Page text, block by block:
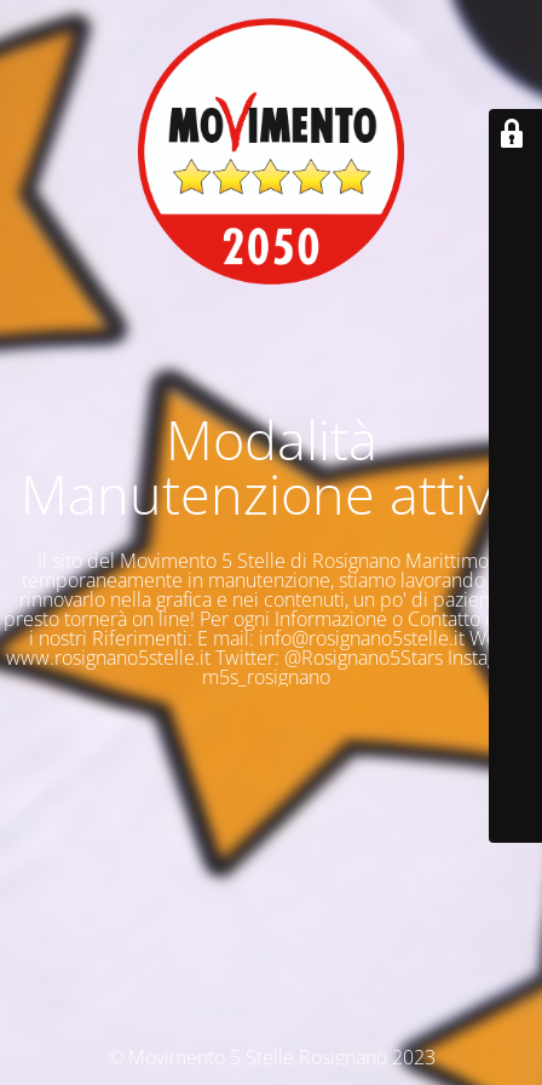
Modalità
Manutenzione attiva
Il sito del Movimento 5 Stelle di Rosignano Marittimo è
temporaneamente in manutenzione, stiamo lavorando per
rinnovarlo nella grafica e nei contenuti, un po' di pazienza e
presto tornerà on line! Per ogni Informazione o Contatto questi
i nostri Riferimenti: E mail: info@rosignano5stelle.it Web:
www.rosignano5stelle.it Twitter: @Rosignano5Stars Instagram:
m5s_rosignano
© Movimento 5 Stelle Rosignano 2023